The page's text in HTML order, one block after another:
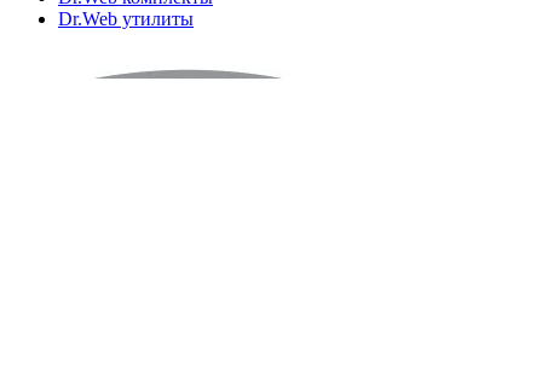
Dr.Web утилиты